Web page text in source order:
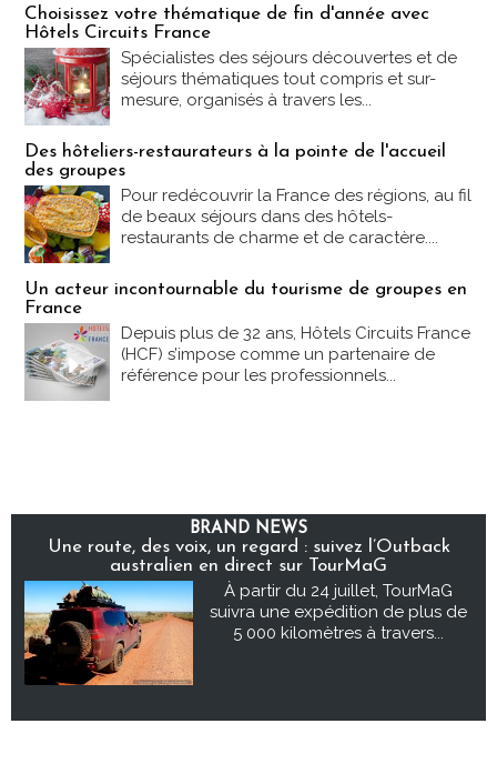
Choisissez votre thématique de fin d'année avec
Hôtels Circuits France
Spécialistes des séjours découvertes et de
séjours thématiques tout compris et sur-
mesure, organisés à travers les...
Des hôteliers-restaurateurs à la pointe de l'accueil
des groupes
Pour redécouvrir la France des régions, au fil
de beaux séjours dans des hôtels-
restaurants de charme et de caractère....
Un acteur incontournable du tourisme de groupes en
France
Depuis plus de 32 ans, Hôtels Circuits France
(HCF) s’impose comme un partenaire de
référence pour les professionnels...
BRAND NEWS
Une route, des voix, un regard : suivez l’Outback
australien en direct sur TourMaG
À partir du 24 juillet, TourMaG
suivra une expédition de plus de
5 000 kilomètres à travers...